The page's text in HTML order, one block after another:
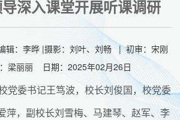
深入课堂开展听课调研
：李晔 |摄影：刘叶、刘畅 | 初审：宋刚
梁丽丽 日期：2025年02月26日
党委书记王笃波，校长刘俊国，校党委
萍，副校长刘雪梅、马建琴、赵军、李